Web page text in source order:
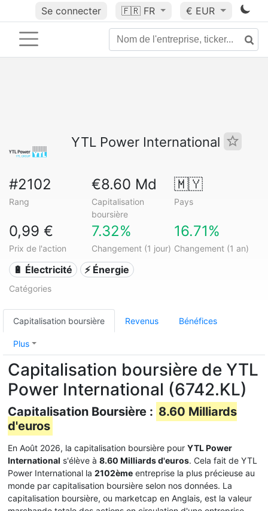
Se connecter 🇫🇷 FR € EUR
YTL Power International
#2102
Rang
€8.60 Md
Capitalisation
boursière
🇲🇾
Pays
0,99 €
Prix de l'action
7.32%
Changement (1 jour)
16.71%
Changement (1 an)
🔋 Électricité ⚡ Énergie
Catégories
Capitalisation boursière Revenus Bénéfices
Plus
Capitalisation boursière de YTL
Power International (6742.KL)
Capitalisation Boursière : 8.60 Milliards
d'euros
En Août 2026, la capitalisation boursière pour YTL Power
International s'élève à 8.60 Milliards d'euros. Cela fait de YTL
Power International la 2102ème entreprise la plus précieuse au
monde par capitalisation boursière selon nos données. La
capitalisation boursière, ou marketcap en Anglais, est la valeur